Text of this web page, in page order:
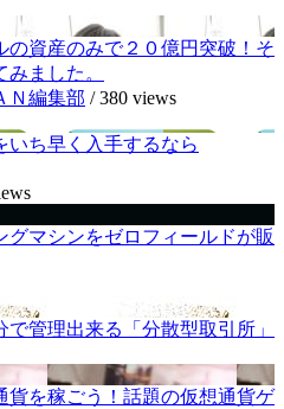
の資産のみで２０億円突破！そ
ました。
Ｎ編集部 /380 views
いち早く入手するなら
グマシンをゼロフィールドが販
で管理出来る「分散型取引所」
貨を稼ごう！話題の仮想通貨ゲ